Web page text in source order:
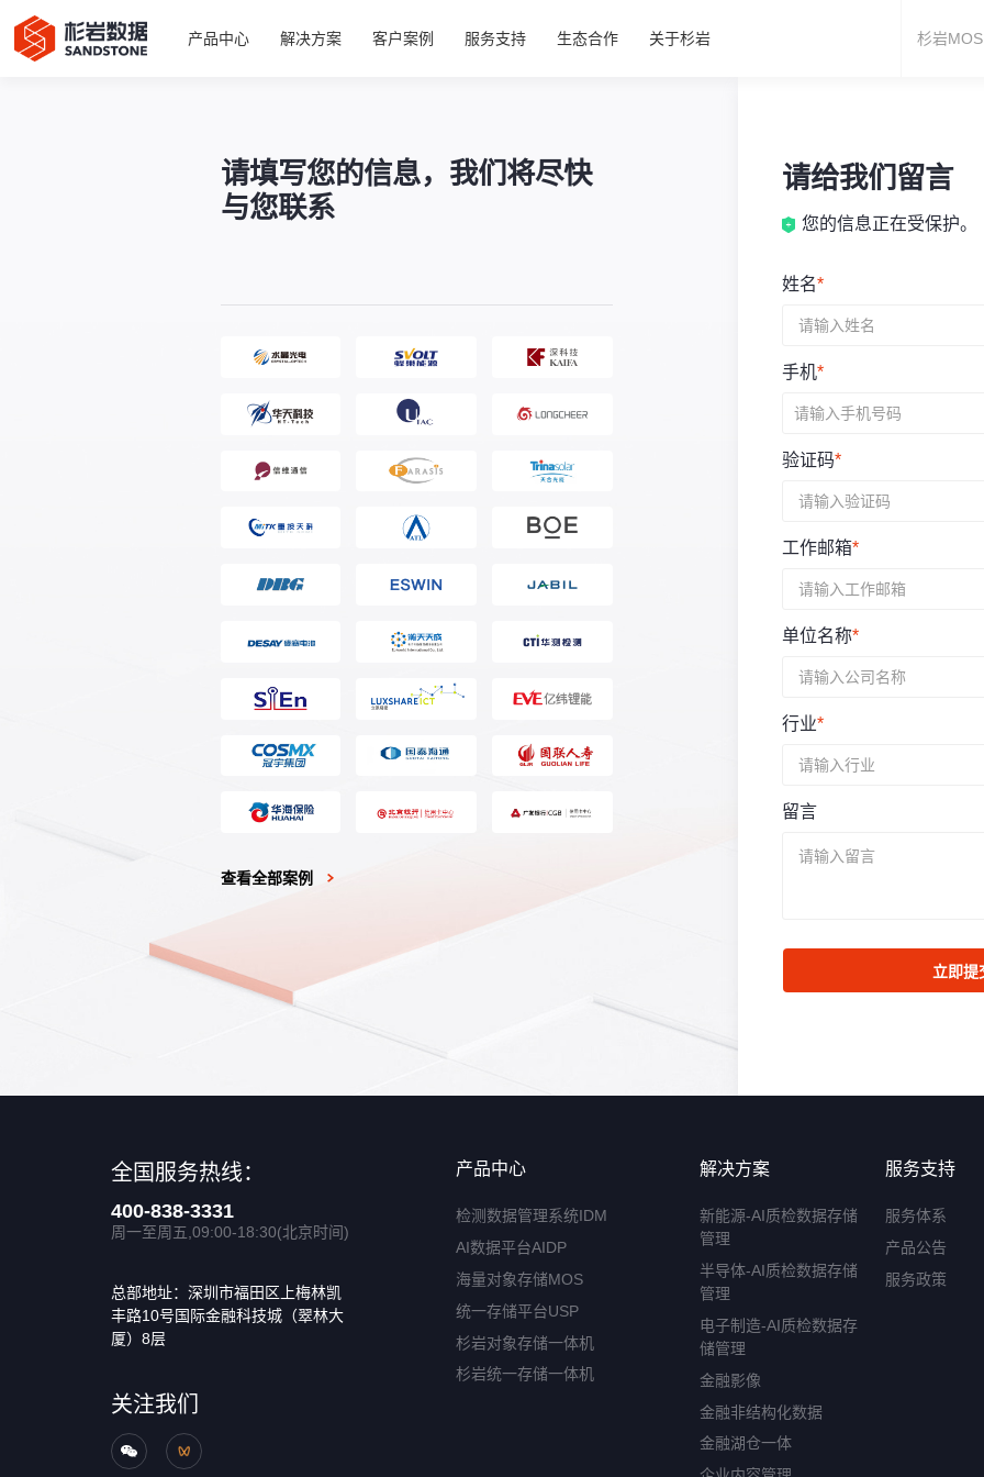
产品中心 解决方案 客户案例 服务支持 生态合作 关于杉岩
请填写您的信息，我们将尽快
与您联系
查看全部案例
请给我们留言
您的信息正在受保护。
姓名*
手机*
验证码*
工作邮箱*
单位名称*
行业*
留言
立即提
全国服务热线：
400-838-3331
周一至周五,09:00-18:30(北京时间)
总部地址：深圳市福田区上梅林凯
丰路10号国际金融科技城（翠林大
厦）8层
关注我们
产品中心
检测数据管理系统IDM
AI数据平台AIDP
海量对象存储MOS
统一存储平台USP
杉岩对象存储一体机
杉岩统一存储一体机
解决方案
新能源-AI质检数据存储
管理
半导体-AI质检数据存储
管理
电子制造-AI质检数据存
储管理
金融影像
金融非结构化数据
金融湖仓一体
服务支持
服务体系
产品公告
服务政策